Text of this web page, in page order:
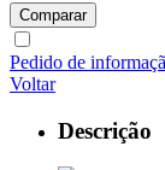
Comparar
Pedido de
Voltar
Descrição